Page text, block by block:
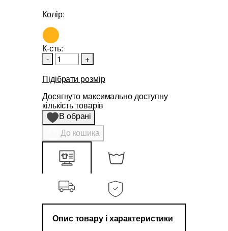
Колір:
К-сть:
-
+
Підібрати розмір
Досягнуто максимально доступну
кількість товарів
В обрані
До кошика
Опис товару і характеристики